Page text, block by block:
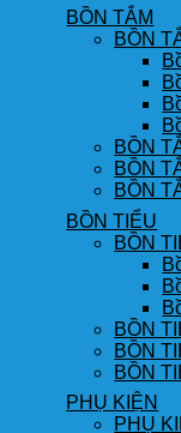
BỒN TẮM
BỒN
BỒN
BỒN
BỒN
BỒN TIỂU
BỒN
BỒN
BỒN
BỒN
PHỤ KIỆN
PHỤ